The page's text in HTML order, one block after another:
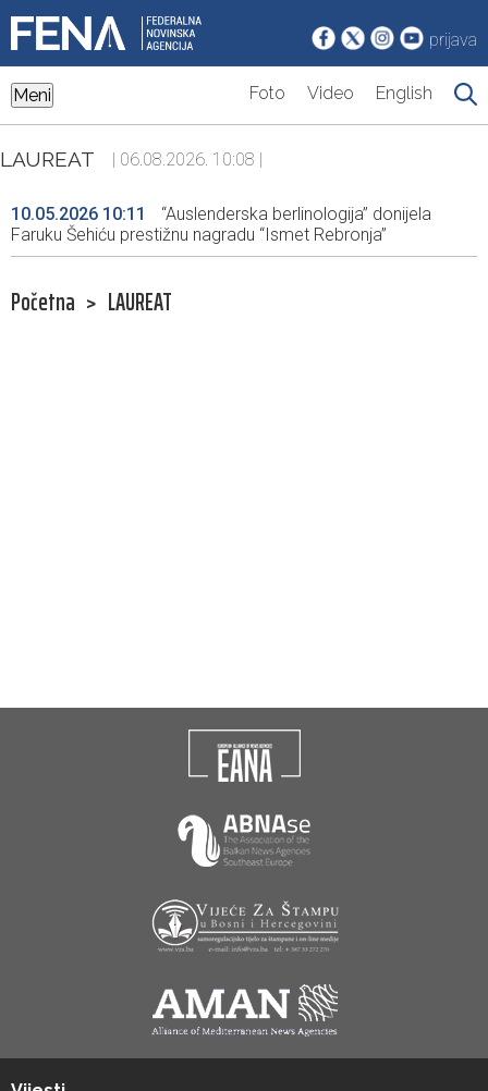
prijava
Meni Foto Video English
LAUREAT | 06.08.2026. 10:08 |
10.05.2026 10:11
“Auslenderska berlinologija” donijela
Faruku Šehiću prestižnu nagradu “Ismet Rebronja”
Početna > LAUREAT